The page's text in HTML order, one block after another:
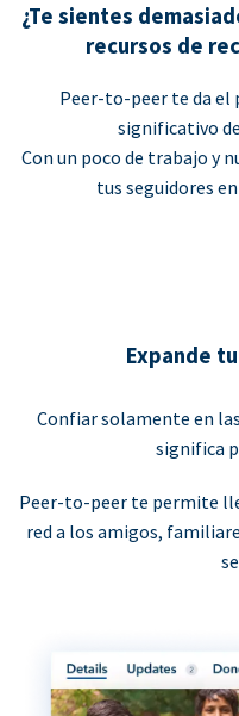
¿Te sientes
recursos de
Peer-to-peer te da el
significativo
Con un poco de trabajo y
tus seguidores
Expande
Confiar solamente en
significa
Peer-to-peer te permite
red a los amigos,